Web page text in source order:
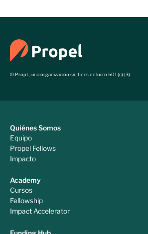
© PropL, una organización sin fines de lucro 501 (c) (3).
Quiénes Somos
Equipo
Propel Fellows
Impacto
Academy
Cursos
Fellowship
Impact Accelerator